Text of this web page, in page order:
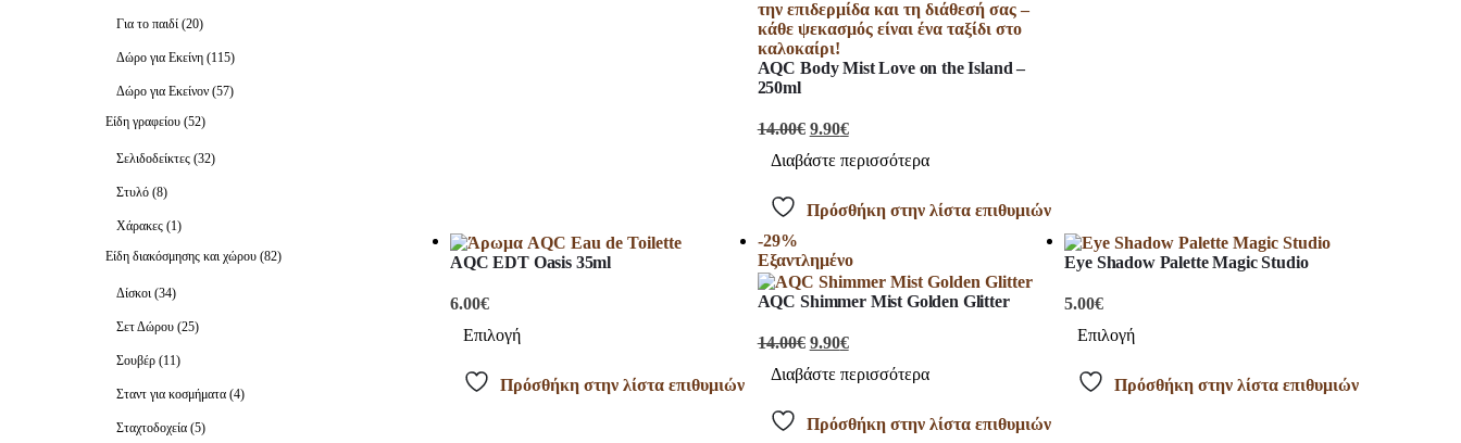
AQC Body Mist Love on the Island –
250ml
14.00€ 9.90€
Διαβάστε περισσότερα
Πρόσθήκη στην λίστα επιθυμιών
AQC EDT Oasis 35ml
6.00€
Επιλογή
Πρόσθήκη στην λίστα επιθυμιών
-29%
Εξαντλημένο
AQC Shimmer Mist Golden Glitter
14.00€ 9.90€
Διαβάστε περισσότερα
Πρόσθήκη στην λίστα επιθυμιών
Eye Shadow Palette Magic Studio
5.00€
Επιλογή
Πρόσθήκη στην λίστα επιθυμιών
Για το παιδί (20)
Δώρο για Εκείνη (115)
Δώρο για Εκείνον (57)
Είδη γραφείου (52)
Σελιδοδείκτες (32)
Στυλό (8)
Χάρακες (1)
Είδη διακόσμησης και χώρου (82)
Δίσκοι (34)
Σετ Δώρου (25)
Σουβέρ (11)
Σταντ για κοσμήματα (4)
Σταχτοδοχεία (5)